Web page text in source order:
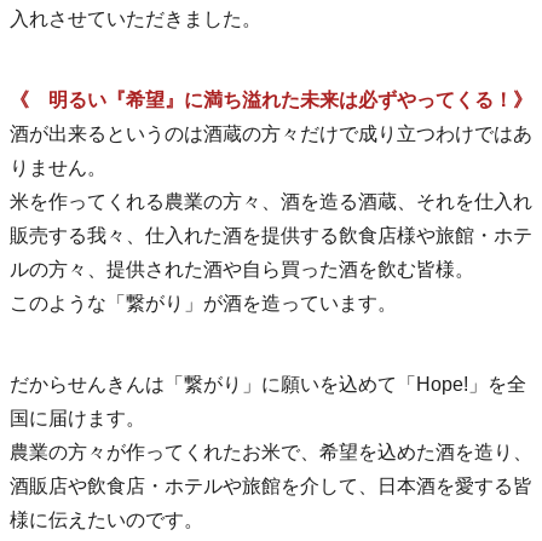
入れさせていただきました。
《 明るい『希望』に満ち溢れた未来は必ずやってくる！》
酒が出来るというのは酒蔵の方々だけで成り立つわけではあ
りません。
米を作ってくれる農業の方々、酒を造る酒蔵、それを仕入れ
販売する我々、仕入れた酒を提供する飲食店様や旅館・ホテ
ルの方々、提供された酒や自ら買った酒を飲む皆様。
このような「繋がり」が酒を造っています。
だからせんきんは「繋がり」に願いを込めて「Hope!」を全
国に届けます。
農業の方々が作ってくれたお米で、希望を込めた酒を造り、
酒販店や飲食店・ホテルや旅館を介して、日本酒を愛する皆
様に伝えたいのです。